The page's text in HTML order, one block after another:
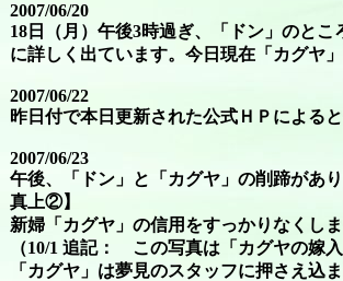
2007/06/20
18日（月）午後3時過ぎ、「ドン」のと
に詳しく出ています。今日現在「カグヤ
2007/06/22
昨日付で本日更新された公式ＨＰによる
2007/06/23
午後、「ドン」と「カグヤ」の削蹄があ
真上②】
新婦「カグヤ」の信用をすっかりなくしま
（10/1 追記： この写真は「カグヤの嫁
「カグヤ」は夢見のスタッフに押さえ込